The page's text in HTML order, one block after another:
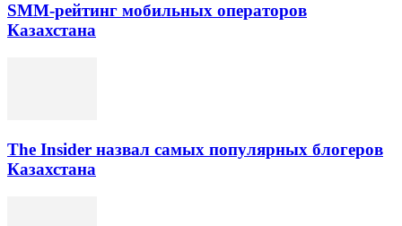
SMM-рейтинг мобильных операторов
Казахстана
The Insider назвал самых популярных блогеров
Казахстана